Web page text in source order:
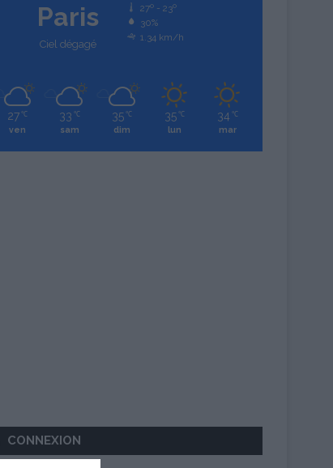
Paris
Ciel dégagé
27º - 23º
30%
1.34 km/h
27 ℃
ven
33 ℃
sam
35 ℃
dim
35 ℃
lun
34 ℃
mar
CONNEXION